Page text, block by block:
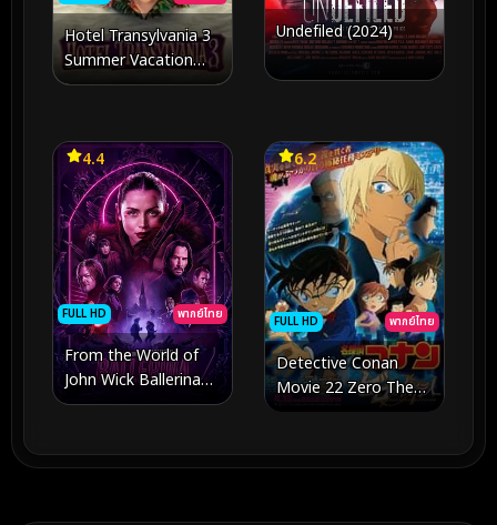
Hotel Transylvania 3
Summer Vacation
โรงแรมผีหนี ไปพักร้อน 3
Undefiled (2024)
FULL HD พากย์ไทย
4.4
From the World of
John Wick Ballerina
จักรวาลของ จอห์น วิค บัล
(2025)
FULL HD พากย์ไทย
6.2
Detective Conan
Movie 22 Zero The
เดอะซีโร่ (2018)